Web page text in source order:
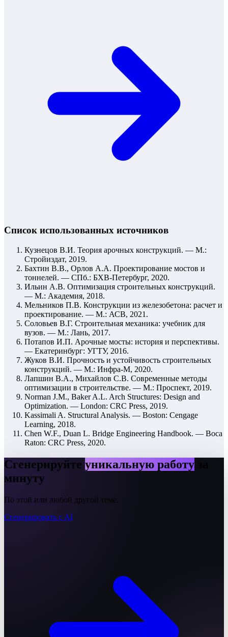
Список использованных источников
Кузнецов В.И. Теория арочных конструкций. — М.:
Стройиздат, 2019.
Бахтин В.В., Орлов А.А. Проектирование мостов и
тоннелей. — СПб.: БХВ-Петербург, 2020.
Ильин А.В. Оптимизация строительных конструкций.
— М.: Академия, 2018.
Мельников П.В. Конструкции из железобетона: расчет и
проектирование. — М.: АСВ, 2021.
Соловьев В.Г. Строительная механика: учебник для
вузов. — М.: Лань, 2017.
Потапов И.П. Арочные мосты: история и перспективы.
— Екатеринбург: УГТУ, 2016.
Жуков В.И. Прочность и устойчивость строительных
конструкций. — М.: Инфра-М, 2020.
Лапшин В.А., Михайлов С.В. Современные методы
оптимизации в строительстве. — М.: Проспект, 2019.
Norman J.M., Baker A.L. Arch Structures: Design and
Optimization. — London: CRC Press, 2019.
Kassimali A. Structural Analysis. — Boston: Cengage
Learning, 2018.
Chen W.F., Duan L. Bridge Engineering Handbook. — Boca
Raton: CRC Press, 2020.
Сгенерируйте уникальную работу
минуту
По этой или любой другой теме.
Сгенерировать с AI